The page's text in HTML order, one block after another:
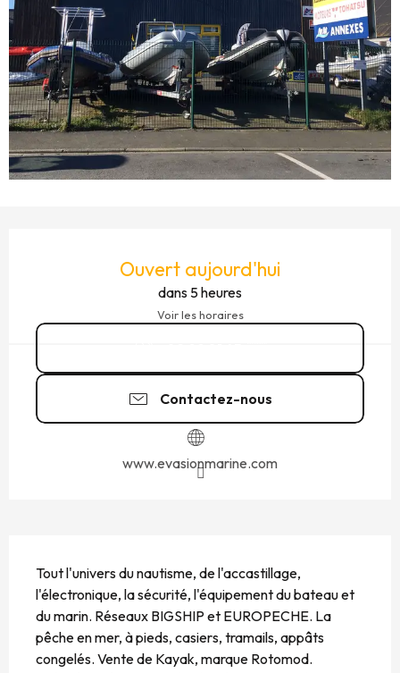
Ouvert aujourd'hui
dans 5 heures
Voir les horaires
Contactez-nous
www.evasionmarine.com
Tout l'univers du nautisme, de l'accastillage,
l'électronique, la sécurité, l'équipement du bateau et
du marin. Réseaux BIGSHIP et EUROPECHE. La
pêche en mer, à pieds, casiers, tramails, appâts
congelés. Vente de Kayak, marque Rotomod.